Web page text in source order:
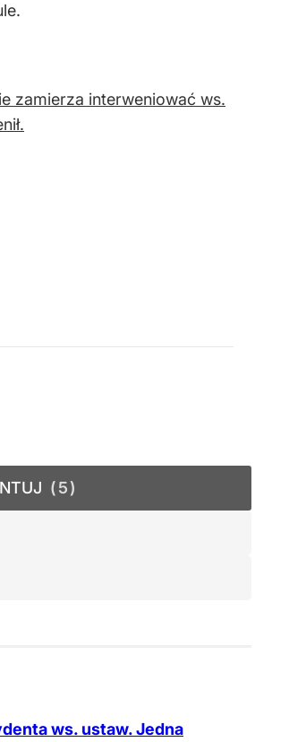
zamierza interweniować ws.
5
ws. ustaw. Jedna